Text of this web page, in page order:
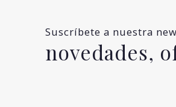
Suscríbete a nuestra
novedades,